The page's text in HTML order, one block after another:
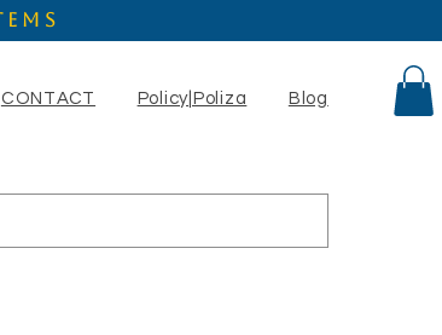
CONTACT Policy|Poliza Blog